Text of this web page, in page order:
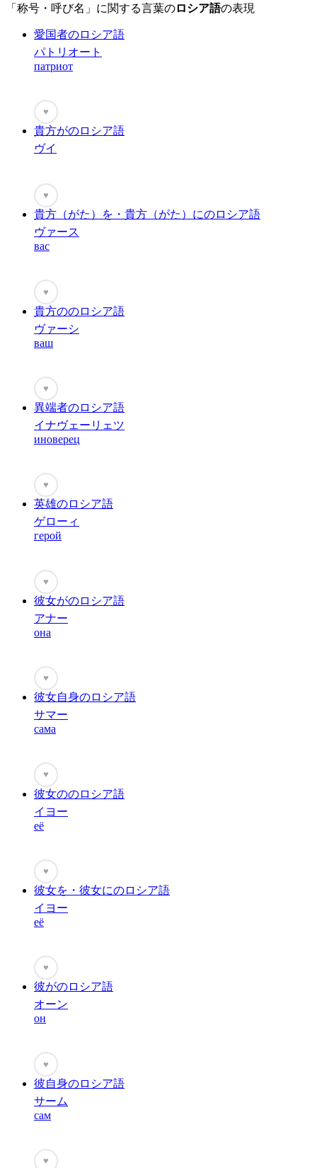
「称号・呼び名」に関する言葉のロシア語の表現
愛国者のロシア語
パトリオート
патриот
♥
貴方がのロシア語
ヴイ
♥
貴方（がた）を・貴方（がた）にのロシア語
ヴァース
вас
♥
貴方ののロシア語
ヴァーシ
ваш
♥
異端者のロシア語
イナヴェーリェツ
иноверец
♥
英雄のロシア語
ゲローィ
герой
♥
彼女がのロシア語
アナー
она
♥
彼女自身のロシア語
サマー
сама
♥
彼女ののロシア語
イヨー
её
♥
彼女を・彼女にのロシア語
イヨー
её
♥
彼がのロシア語
オーン
он
♥
彼自身のロシア語
サーム
сам
♥